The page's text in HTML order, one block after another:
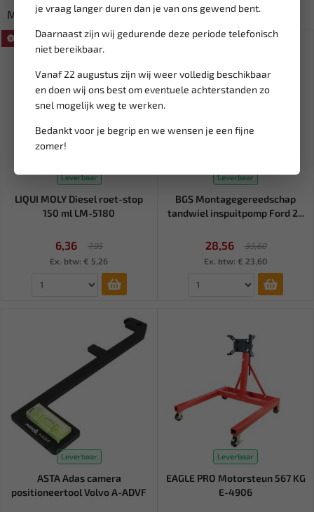
je vraag langer duren dan je van ons gewend bent.
Daarnaast zijn wij gedurende deze periode telefonisch
niet bereikbaar.
Vanaf 22 augustus zijn wij weer volledig beschikbaar
en doen wij ons best om eventuele achterstanden zo
snel mogelijk weg te werken.
Bedankt voor je begrip en we wensen je een fijne
zomer!
Misschien ook interessant:
Leverbaar
LIQUI MOLY Diesel roet-stop
150 ml LM-5180
6,36
7,95
Ex. btw: € 5,26
SALE!
Leverbaar
BGS Montagegereedschap
tandwiel inspuitpomp Ford 2...
28,56
33,60
Ex. btw: € 23,60
Leverbaar
ASTA Adas camera
positioneertool Volvo A-ADVF
Leverbaar
EAGLE PRO Motorsteun 567 KG
E-4906